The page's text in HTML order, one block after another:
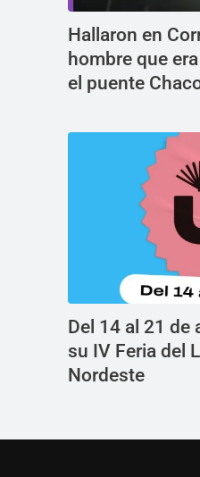
Hallaron en
hombre que
el puente
Del 14 al 21 de
su IV Feria del
Nordeste